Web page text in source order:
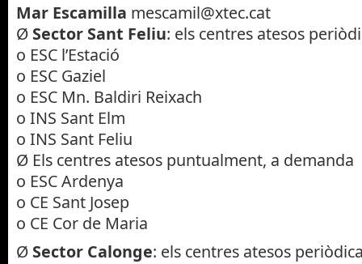
Mar Escamilla mescamil@xtec.cat
Ø Sector Sant Feliu: els centres atesos
o ESC l’Estació
o ESC Gaziel
o ESC Mn. Baldiri Reixach
o INS Sant Elm
o INS Sant Feliu
Ø Els centres atesos puntualment, a demanda
o ESC Ardenya
o CE Sant Josep
o CE Cor de Maria
Ø Sector Calonge: els centres atesos